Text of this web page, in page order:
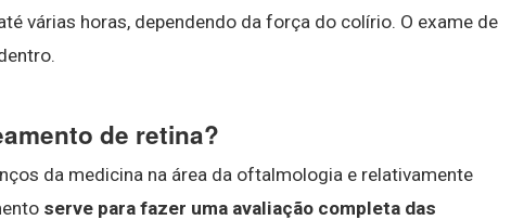
várias horas, dependendo da força do colírio. O exame de
de retina?
da medicina na área da oftalmologia e relativamente
serve para fazer uma avaliação completa das